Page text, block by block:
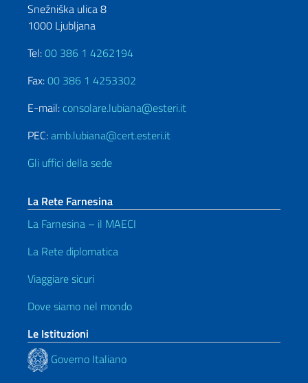
Snežniška ulica 8
1000 Ljubljana
Tel:00 386 1 4262194
Fax:00 386 1 4253302
E-mail: consolare.lubiana@esteri.it
PEC:amb.lubiana@cert.esteri.it
Gli uffici della sede
La Rete Farnesina
La Farnesina – il MAECI
La Rete diplomatica
Viaggiare sicuri
Dove siamo nel mondo
Le Istituzioni
Governo Italiano